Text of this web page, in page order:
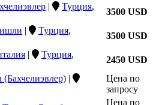
| Турция,
3500 USD
| Турция,
3500 USD
| Турция,
2450 USD
|
Цена по
запросу
Цена по